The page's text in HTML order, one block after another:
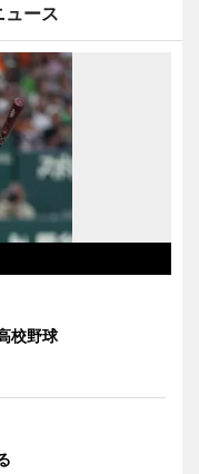
ュース
校野球